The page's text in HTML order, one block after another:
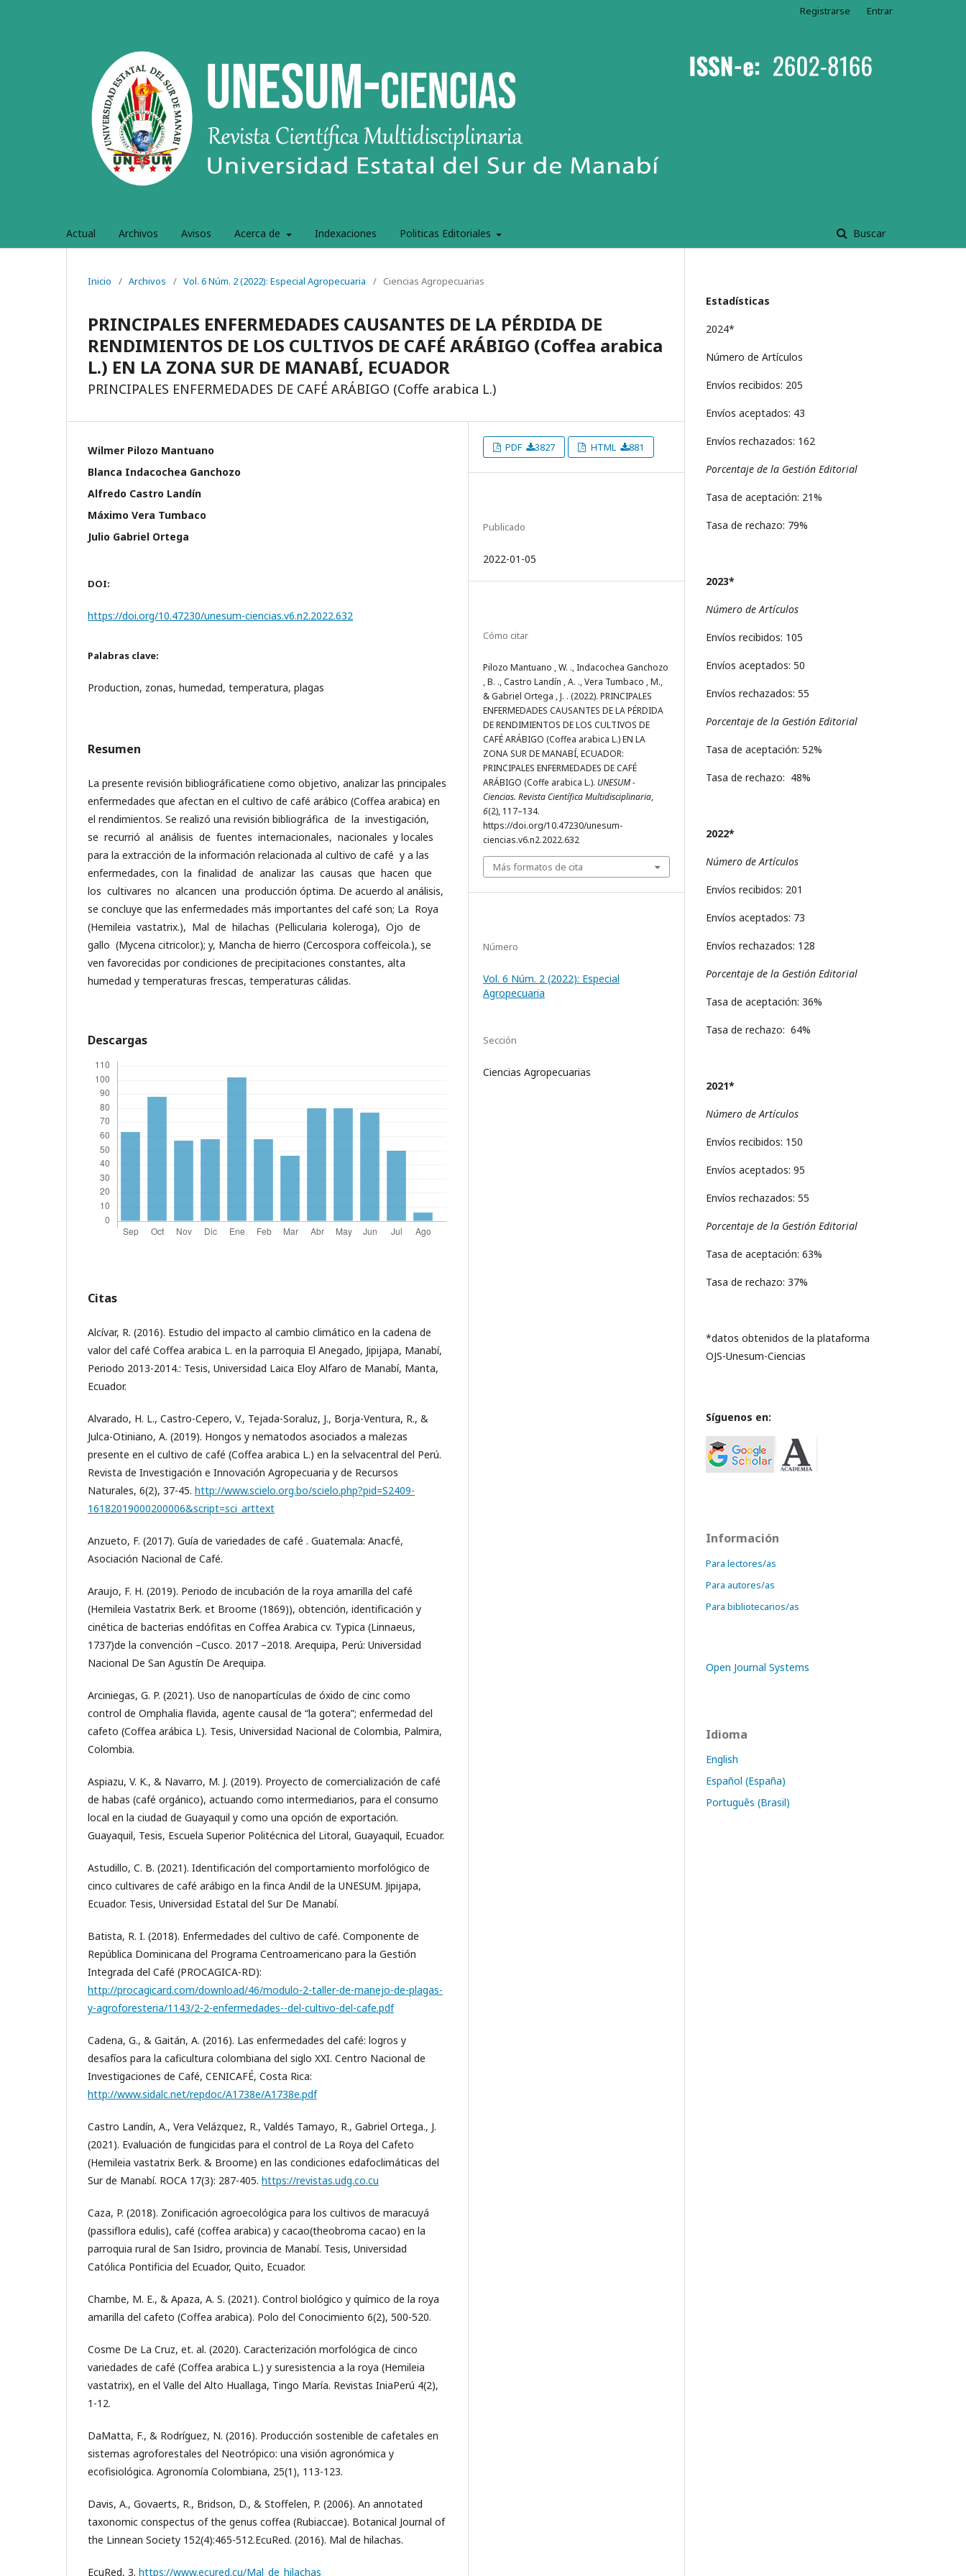
Actual Archivos Avisos Acerca de Indexaciones Politicas Editoriales Buscar
Registrarse Entrar
Inicio / Archivos / Vol. 6 Núm. 2 (2022): Especial Agropecuaria / Ciencias Agropecuarias
PRINCIPALES ENFERMEDADES CAUSANTES DE LA PÉRDIDA DE
RENDIMIENTOS DE LOS CULTIVOS DE CAFÉ ARÁBIGO (Coffea arabica
L.) EN LA ZONA SUR DE MANABÍ, ECUADOR
PRINCIPALES ENFERMEDADES DE CAFÉ ARÁBIGO (Coffe arabica L.)
Wilmer Pilozo Mantuano
Blanca Indacochea Ganchozo
Alfredo Castro Landí­n
Máximo Vera Tumbaco
Julio Gabriel Ortega
DOI:
https://doi.org/10.47230/unesum-ciencias.v6.n2.2022.632
Palabras clave:
Production, zonas, humedad, temperatura, plagas
Resumen
La presente revisión bibliográficatiene como objetivo, analizar las principales
enfermedades que afectan en el cultivo de café arábico (Coffea arabica) en
el rendimientos. Se realizó una revisión bibliográfica de la investigación,
se recurrió al análisis de fuentes internacionales, nacionales y locales
para la extracción de la información relacionada al cultivo de café y a las
enfermedades, con la finalidad de analizar las causas que hacen que
los cultivares no alcancen una producción óptima. De acuerdo al análisis,
se concluye que las enfermedades más importantes del café son; La Roya
(Hemileia vastatrix.), Mal de hilachas (Pellicularia koleroga), Ojo de
gallo (Mycena citricolor.); y, Mancha de hierro (Cercospora coffeicola.), se
ven favorecidas por condiciones de precipitaciones constantes, alta
humedad y temperaturas frescas, temperaturas cálidas.
Descargas
Citas
Alcívar, R. (2016). Estudio del impacto al cambio climático en la cadena de
valor del café Coffea arabica L. en la parroquia El Anegado, Jipijapa, Manabí,
Periodo 2013-2014.: Tesis, Universidad Laica Eloy Alfaro de Manabí, Manta,
Ecuador.
Alvarado, H. L., Castro-Cepero, V., Tejada-Soraluz, J., Borja-Ventura, R., &
Julca-Otiniano, A. (2019). Hongos y nematodos asociados a malezas
presente en el cultivo de café (Coffea arabica L.) en la selvacentral del Perú.
Revista de Investigación e Innovación Agropecuaria y de Recursos
Naturales, 6(2), 37-45. http://www.scielo.org.bo/scielo.php?pid=S2409-
16182019000200006&script=sci_arttext
Anzueto, F. (2017). Guía de variedades de café . Guatemala: Anacfé,
Asociación Nacional de Café.
Araujo, F. H. (2019). Periodo de incubación de la roya amarilla del café
(Hemileia Vastatrix Berk. et Broome (1869)), obtención, identificación y
cinética de bacterias endófitas en Coffea Arabica cv. Typica (Linnaeus,
1737)de la convención –Cusco. 2017 –2018. Arequipa, Perú: Universidad
Nacional De San Agustín De Arequipa.
Arciniegas, G. P. (2021). Uso de nanopartículas de óxido de cinc como
control de Omphalia flavida, agente causal de “la gotera”; enfermedad del
cafeto (Coffea arábica L). Tesis, Universidad Nacional de Colombia, Palmira,
Colombia.
Aspiazu, V. K., & Navarro, M. J. (2019). Proyecto de comercialización de café
de habas (café orgánico), actuando como intermediarios, para el consumo
local en la ciudad de Guayaquil y como una opción de exportación.
Guayaquil, Tesis, Escuela Superior Politécnica del Litoral, Guayaquil, Ecuador.
Astudillo, C. B. (2021). Identificación del comportamiento morfológico de
cinco cultivares de café arábigo en la finca Andil de la UNESUM. Jipijapa,
Ecuador. Tesis, Universidad Estatal del Sur De Manabí.
Batista, R. I. (2018). Enfermedades del cultivo de café. Componente de
República Dominicana del Programa Centroamericano para la Gestión
Integrada del Café (PROCAGICA-RD):
http://procagicard.com/download/46/modulo-2-taller-de-manejo-de-plagas-
y-agroforesteria/1143/2-2-enfermedades--del-cultivo-del-cafe.pdf
Cadena, G., & Gaitán, A. (2016). Las enfermedades del café: logros y
desafíos para la caficultura colombiana del siglo XXI. Centro Nacional de
Investigaciones de Café, CENICAFÉ, Costa Rica:
http://www.sidalc.net/repdoc/A1738e/A1738e.pdf
Castro Landín, A., Vera Velázquez, R., Valdés Tamayo, R., Gabriel Ortega., J.
(2021). Evaluación de fungicidas para el control de La Roya del Cafeto
(Hemileia vastatrix Berk. & Broome) en las condiciones edafoclimáticas del
Sur de Manabí. ROCA 17(3): 287-405. https://revistas.udg.co.cu
Caza, P. (2018). Zonificación agroecológica para los cultivos de maracuyá
(passiflora edulis), café (coffea arabica) y cacao(theobroma cacao) en la
parroquia rural de San Isidro, provincia de Manabí. Tesis, Universidad
Católica Pontificia del Ecuador, Quito, Ecuador.
Chambe, M. E., & Apaza, A. S. (2021). Control biológico y químico de la roya
amarilla del cafeto (Coffea arabica). Polo del Conocimiento 6(2), 500-520.
Cosme De La Cruz, et. al. (2020). Caracterización morfológica de cinco
variedades de café (Coffea arabica L.) y suresistencia a la roya (Hemileia
vastatrix), en el Valle del Alto Huallaga, Tingo María. Revistas IniaPerú 4(2),
1-12.
DaMatta, F., & Rodríguez, N. (2016). Producción sostenible de cafetales en
sistemas agroforestales del Neotrópico: una visión agronómica y
ecofisiológica. Agronomía Colombiana, 25(1), 113-123.
Davis, A., Govaerts, R., Bridson, D., & Stoffelen, P. (2006). An annotated
taxonomic conspectus of the genus coffea (Rubiaccae). Botanical Journal of
the Linnean Society 152(4):465-512.EcuRed. (2016). Mal de hilachas.
EcuRed, 3. https://www.ecured.cu/Mal_de_hilachas
PDF 3827 HTML 881
Publicado
2022-01-05
Cómo citar
Pilozo Mantuano , W. ., Indacochea Ganchozo
, B. ., Castro Landí­n , A. ., Vera Tumbaco , M.,
& Gabriel Ortega , J. . (2022). PRINCIPALES
ENFERMEDADES CAUSANTES DE LA PÉRDIDA
DE RENDIMIENTOS DE LOS CULTIVOS DE
CAFÉ ARÁBIGO (Coffea arabica L.) EN LA
ZONA SUR DE MANABÍ, ECUADOR:
PRINCIPALES ENFERMEDADES DE CAFÉ
ARÁBIGO (Coffe arabica L.). UNESUM -
Ciencias. Revista Científica Multidisciplinaria,
6(2), 117–134.
https://doi.org/10.47230/unesum-
ciencias.v6.n2.2022.632
Más formatos de cita
Número
Vol. 6 Núm. 2 (2022): Especial
Agropecuaria
Sección
Ciencias Agropecuarias
Estadísticas
2024*
Número de Artículos
Envíos recibidos: 205
Envíos aceptados: 43
Envíos rechazados: 162
Porcentaje de la Gestión Editorial
Tasa de aceptación: 21%
Tasa de rechazo: 79%
2023*
Número de Artículos
Envíos recibidos: 105
Envíos aceptados: 50
Envíos rechazados: 55
Porcentaje de la Gestión Editorial
Tasa de aceptación: 52%
Tasa de rechazo: 48%
2022*
Número de Artículos
Envíos recibidos: 201
Envíos aceptados: 73
Envíos rechazados: 128
Porcentaje de la Gestión Editorial
Tasa de aceptación: 36%
Tasa de rechazo: 64%
2021*
Número de Artículos
Envíos recibidos: 150
Envíos aceptados: 95
Envíos rechazados: 55
Porcentaje de la Gestión Editorial
Tasa de aceptación: 63%
Tasa de rechazo: 37%
*datos obtenidos de la plataforma
OJS-Unesum-Ciencias
Síguenos en:
Información
Para lectores/as
Para autores/as
Para bibliotecarios/as
Open Journal Systems
Idioma
English
Español (España)
Português (Brasil)